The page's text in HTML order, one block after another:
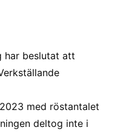
har beslutat att
med röstantalet
deltog inte i